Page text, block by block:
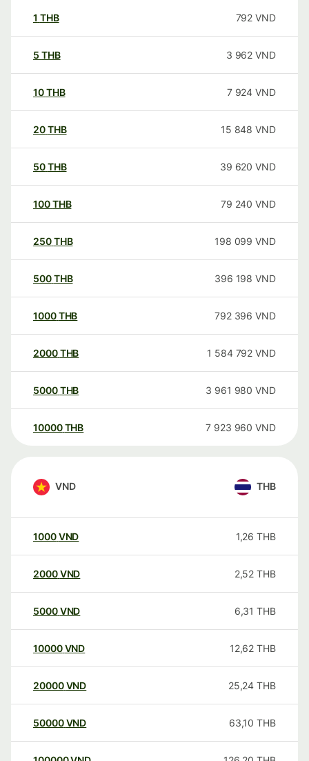
1 THB 792 VND
5 THB 3 962 VND
10THB 7 924 VND
20THB 15 848 VND
50THB 39 620 VND
100THB 79 240 VND
250THB 198 099 VND
500THB 396 198 VND
1000THB 792 396 VND
2000THB 1 584 792 VND
5000THB 3 961 980 VND
10000 THB 7 923 960 VND
VND THB
1000VND 1,26 THB
2000VND 2,52 THB
5000VND 6,31 THB
10000 VND 12,62 THB
20000 VND 25,24 THB
50000 VND 63,10 THB